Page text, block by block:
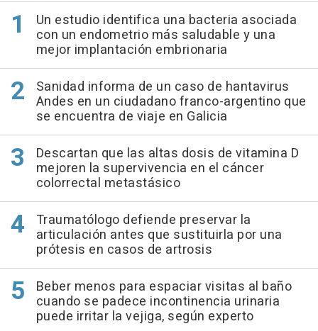
Un estudio identifica una bacteria asociada
con un endometrio más saludable y una
mejor implantación embrionaria
Sanidad informa de un caso de hantavirus
Andes en un ciudadano franco-argentino que
se encuentra de viaje en Galicia
Descartan que las altas dosis de vitamina D
mejoren la supervivencia en el cáncer
colorrectal metastásico
Traumatólogo defiende preservar la
articulación antes que sustituirla por una
prótesis en casos de artrosis
Beber menos para espaciar visitas al baño
cuando se padece incontinencia urinaria
puede irritar la vejiga, según experto